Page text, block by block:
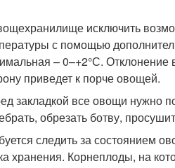
исключить
с помощью
– 0–+2°С. Отклонение
приведет к порче овощей.
закладкой все овощи нужно
обрезать ботву,
следить за состоянием
хранения. Корнеплоды, на